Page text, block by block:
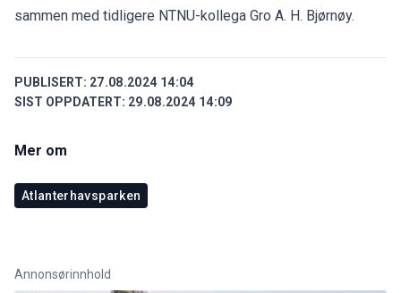
sammen med tidligere NTNU-kollega Gro A. H. Bjørnøy.
PUBLISERT: 27.08.2024 14:04
SIST OPPDATERT: 29.08.2024 14:09
Mer om
Atlanterhavsparken
Annonsørinnhold